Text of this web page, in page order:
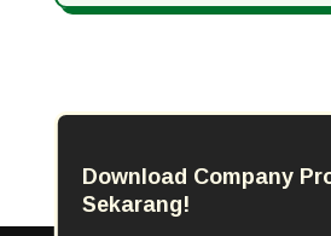
Download Company
Sekarang!